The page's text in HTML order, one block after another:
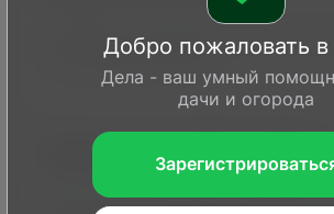
Гусеницы питаются
тканями растений.
Каким растениям вредит
Личинки буроглазок поедают
Добро пожаловать
Дела - ваш умный
дачи и огорода